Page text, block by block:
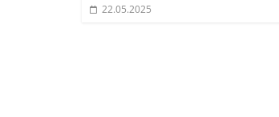
22.05.2025